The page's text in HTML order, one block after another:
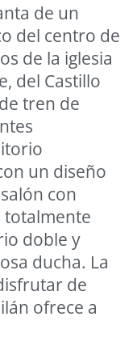
de un
del centro de
de la iglesia
del Castillo
tren de
un diseño
con
totalmente
doble y
ducha. La
de
ofrece a